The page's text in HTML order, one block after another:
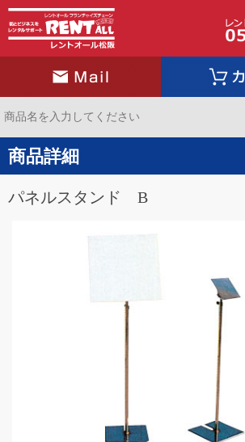
商品詳細
パネルスタンド B